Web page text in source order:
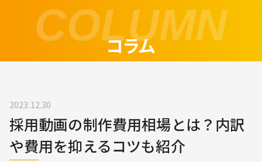
コラム
COLUMN
でシェア
でシェア
2023.12.30
採用動画の制作費用相場とは？内訳
や費用を抑えるコツも紹介